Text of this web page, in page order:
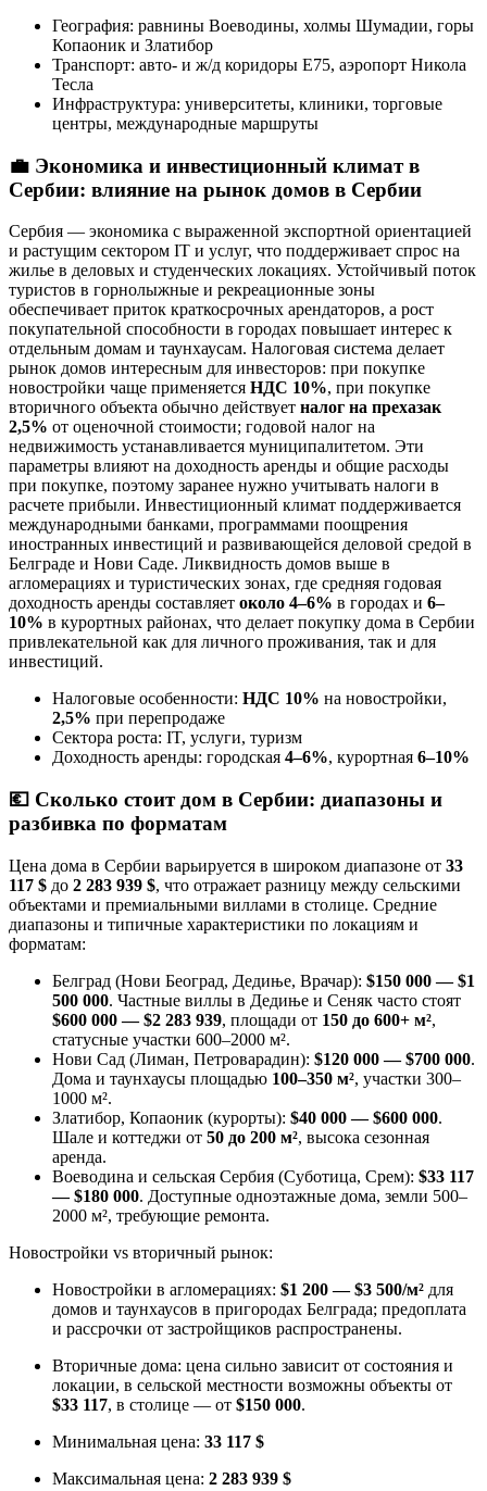
География: равнины Воеводины, холмы Шумадии, горы
Копаоник и Златибор
Транспорт: авто- и ж/д коридоры E75, аэропорт Никола
Тесла
Инфраструктура: университеты, клиники, торговые
центры, международные маршруты
💼 Экономика и инвестиционный климат в
Сербии: влияние на рынок домов в Сербии
Сербия — экономика с выраженной экспортной ориентацией
и растущим сектором IT и услуг, что поддерживает спрос на
жилье в деловых и студенческих локациях. Устойчивый поток
туристов в горнолыжные и рекреационные зоны
обеспечивает приток краткосрочных арендаторов, а рост
покупательной способности в городах повышает интерес к
отдельным домам и таунхаусам. Налоговая система делает
рынок домов интересным для инвесторов: при покупке
новостройки чаще применяется НДС 10%, при покупке
вторичного объекта обычно действует налог на прехазак
2,5% от оценочной стоимости; годовой налог на
недвижимость устанавливается муниципалитетом. Эти
параметры влияют на доходность аренды и общие расходы
при покупке, поэтому заранее нужно учитывать налоги в
расчете прибыли. Инвестиционный климат поддерживается
международными банками, программами поощрения
иностранных инвестиций и развивающейся деловой средой в
Белграде и Нови Саде. Ликвидность домов выше в
агломерациях и туристических зонах, где средняя годовая
доходность аренды составляет около 4–6% в городах и 6–
10% в курортных районах, что делает покупку дома в Сербии
привлекательной как для личного проживания, так и для
инвестиций.
Налоговые особенности: НДС 10% на новостройки,
2,5% при перепродаже
Сектора роста: IT, услуги, туризм
Доходность аренды: городская 4–6%, курортная 6–10%
💶 Сколько стоит дом в Сербии: диапазоны и
разбивка по форматам
Цена дома в Сербии варьируется в широком диапазоне от 33
117 $ до 2 283 939 $, что отражает разницу между сельскими
объектами и премиальными виллами в столице. Средние
диапазоны и типичные характеристики по локациям и
форматам:
Белград (Нови Београд, Дедиње, Врачар): $150 000 — $1
500 000. Частные виллы в Дедиње и Сеняк часто стоят
$600 000 — $2 283 939, площади от 150 до 600+ м²,
статусные участки 600–2000 м².
Нови Сад (Лиман, Петроварадин): $120 000 — $700 000.
Дома и таунхаусы площадью 100–350 м², участки 300–
1000 м².
Златибор, Копаоник (курорты): $40 000 — $600 000.
Шале и коттеджи от 50 до 200 м², высока сезонная
аренда.
Воеводина и сельская Сербия (Суботица, Срем): $33 117
— $180 000. Доступные одноэтажные дома, земли 500–
2000 м², требующие ремонта.
Новостройки vs вторичный рынок:
Новостройки в агломерациях: $1 200 — $3 500/м² для
домов и таунхаусов в пригородах Белграда; предоплата
и рассрочки от застройщиков распространены.
Вторичные дома: цена сильно зависит от состояния и
локации, в сельской местности возможны объекты от
$33 117, в столице — от $150 000.
Минимальная цена: 33 117 $
Максимальная цена: 2 283 939 $